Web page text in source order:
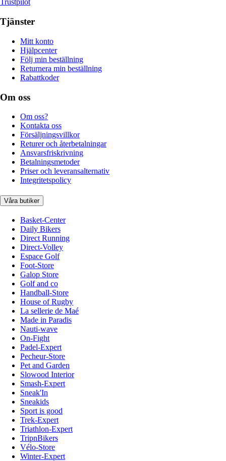
Trustpilot
Tjänster
Mitt konto
Hjälpcenter
Följ min beställning
Returnera min beställning
Rabattkoder
Om oss
Om oss?
Kontakta oss
Försäljningsvillkor
Returer och återbetalningar
Ansvarsfriskrivning
Betalningsmetoder
Priser och leveransalternativ
Integritetspolicy
Våra butiker
Basket-Center
Daily Bikers
Direct Running
Direct-Volley
Espace Golf
Foot-Store
Galop Store
Golf and co
Handball-Store
House of Rugby
La sellerie de Maé
Made in Paradis
Nauti-wave
On-Fight
Padel-Expert
Pecheur-Store
Pet and Garden
Slowood Interior
Smash-Expert
Sneak'In
Sneakids
Sport is good
Trek-Expert
Triathlon-Expert
TripnBikers
Vélo-Store
Winter-Expert